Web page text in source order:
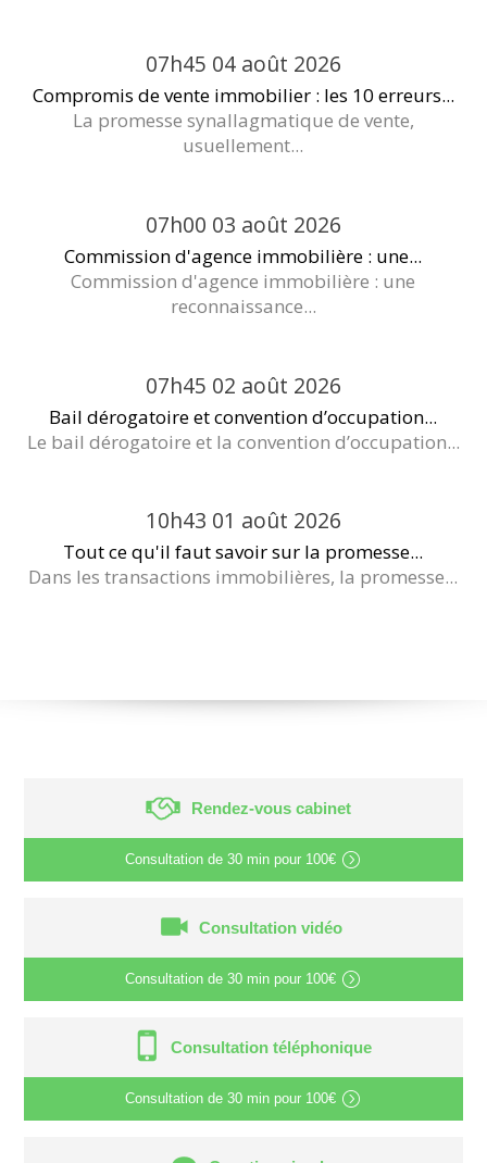
07h45 04 août 2026
Compromis de vente immobilier : les 10 erreurs...
La promesse synallagmatique de vente,
usuellement...
07h00 03 août 2026
Commission d'agence immobilière : une...
Commission d'agence immobilière : une
reconnaissance...
07h45 02 août 2026
Bail dérogatoire et convention d’occupation...
Le bail dérogatoire et la convention d’occupation...
10h43 01 août 2026
Tout ce qu'il faut savoir sur la promesse...
Dans les transactions immobilières, la promesse...
Rendez-vous cabinet
Consultation de 30 min pour 100€
Consultation vidéo
Consultation de 30 min pour 100€
Consultation téléphonique
Consultation de 30 min pour 100€